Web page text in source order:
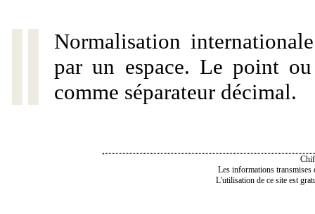
Normalisation
par un espace. Le point
comme séparateur décimal.
Les informations transmises
L'utilisation de ce site est